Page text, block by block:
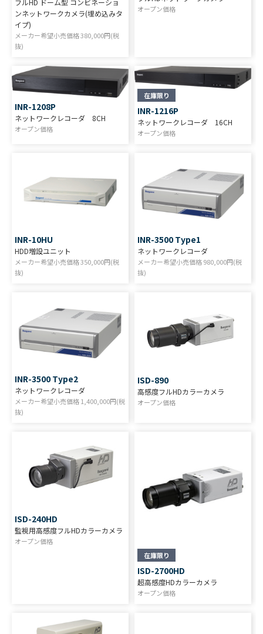
ンネットワークカメラ(埋め込みタ
イプ)
メーカー希望小売価格380,000円(税
抜)
オープン価格
INR-1208P
ネットワークレコーダ 8CH
オープン価格
在庫限り
INR-1216P
ネットワークレコーダ 16CH
オープン価格
INR-10HU
HDD増設ユニット
メーカー希望小売価格350,000円(税
抜)
INR-3500 Type1
ネットワークレコーダ
メーカー希望小売価格980,000円(税
抜)
INR-3500 Type2
ネットワークレコーダ
メーカー希望小売価格1,400,000円(税
抜)
ISD-890
高感度フルHDカラーカメラ
オープン価格
ISD-240HD
監視用高感度フルHDカラーカメラ
オープン価格
在庫限り
ISD-2700HD
超高感度HDカラーカメラ
オープン価格